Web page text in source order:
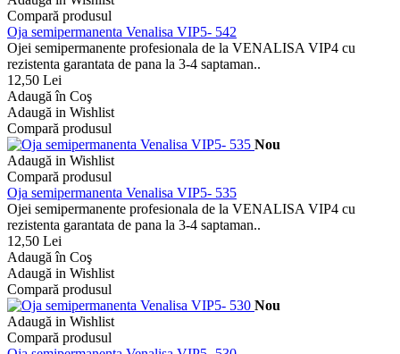
Compară produsul
Oja semipermanenta Venalisa VIP5- 542
Ojei semipermanente profesionala de la VENALISA VIP4 cu
rezistenta garantata de pana la 3-4 saptaman..
12,50 Lei
Adaugă în Coş
Adaugă in Wishlist
Compară produsul
Nou
Adaugă in Wishlist
Compară produsul
Oja semipermanenta Venalisa VIP5- 535
Ojei semipermanente profesionala de la VENALISA VIP4 cu
rezistenta garantata de pana la 3-4 saptaman..
12,50 Lei
Adaugă în Coş
Adaugă in Wishlist
Compară produsul
Nou
Adaugă in Wishlist
Compară produsul